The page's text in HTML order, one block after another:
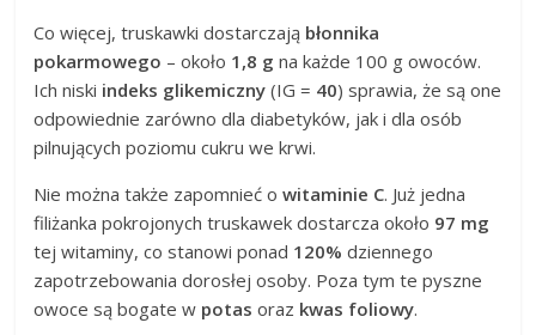
Co więcej, truskawki dostarczają błonnika
pokarmowego – około 1,8 g na każde 100 g owoców.
Ich niski indeks glikemiczny (IG = 40) sprawia, że są one
odpowiednie zarówno dla diabetyków, jak i dla osób
pilnujących poziomu cukru we krwi.
Nie można także zapomnieć owitaminie C. Już jedna
filiżanka pokrojonych truskawek dostarcza około 97 mg
tej witaminy, co stanowi ponad 120% dziennego
zapotrzebowania dorosłej osoby. Poza tym te pyszne
owoce są bogate w potas oraz kwas foliowy.